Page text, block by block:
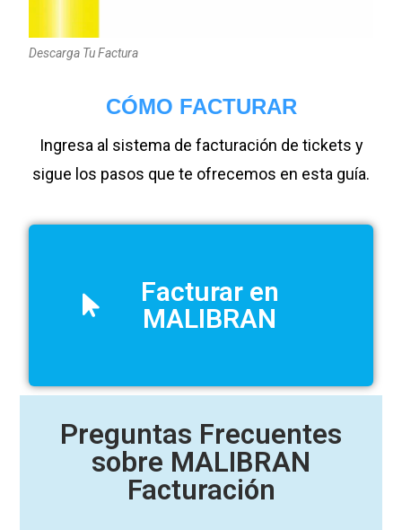
Descarga Tu Factura
CÓMO FACTURAR
Ingresa al sistema de facturación de tickets y
sigue los pasos que te ofrecemos en esta guía.
Facturar en
MALIBRAN
Preguntas Frecuentes
sobre MALIBRAN
Facturación